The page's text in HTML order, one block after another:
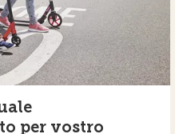
per vostro